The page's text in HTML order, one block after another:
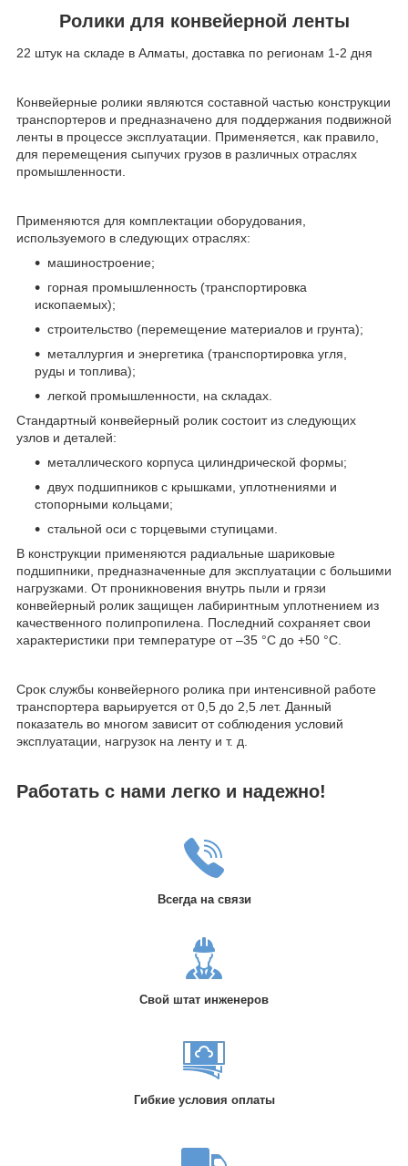
Ролики для конвейерной ленты
22 штук на складе в Алматы, доставка по регионам 1-2 дня
Конвейерные ролики являются составной частью конструкции
транспортеров и предназначено для поддержания подвижной
ленты в процессе эксплуатации. Применяется, как правило,
для перемещения сыпучих грузов в различных отраслях
промышленности.
Применяются для комплектации оборудования,
используемого в следующих отраслях:
машиностроение;
горная промышленность (транспортировка
ископаемых);
строительство (перемещение материалов и грунта);
металлургия и энергетика (транспортировка угля,
руды и топлива);
легкой промышленности, на складах.
Стандартный конвейерный ролик состоит из следующих
узлов и деталей:
металлического корпуса цилиндрической формы;
двух подшипников с крышками, уплотнениями и
стопорными кольцами;
стальной оси с торцевыми ступицами.
В конструкции применяются радиальные шариковые
подшипники, предназначенные для эксплуатации с большими
нагрузками. От проникновения внутрь пыли и грязи
конвейерный ролик защищен лабиринтным уплотнением из
качественного полипропилена. Последний сохраняет свои
характеристики при температуре от –35 °С до +50 °С.
Срок службы конвейерного ролика при интенсивной работе
транспортера варьируется от 0,5 до 2,5 лет. Данный
показатель во многом зависит от соблюдения условий
эксплуатации, нагрузок на ленту и т. д.
Работать с нами легко и надежно!
Всегда на связи
Свой штат инженеров
Гибкие условия оплаты